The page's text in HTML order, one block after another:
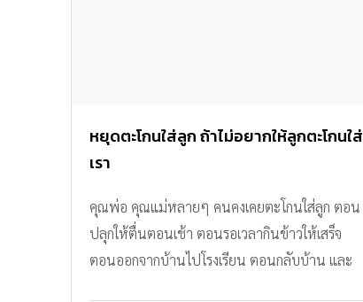
หยุดตะโกนใส่ลูก ถ้าไม่อยากให้ลูกตะโกนใส่
เรา
คุณพ่อ คุณแม่หลายๆ คนคงเคยตะโกนใส่ลูก ตอน
ปลุกให้ตื่นตอนเช้า ตอนรอเวลากินข้าวให้เสร็จ
ตอนออกจากบ้านไปโรงเรียน ตอนกลับบ้าน และ